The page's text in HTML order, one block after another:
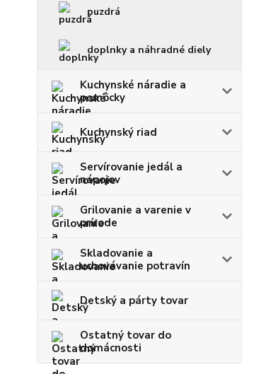
puzdrá
doplnky a náhradné diely
Kuchynské náradie a
pomôcky
Kuchynský riad
Servírovanie jedál a
nápojov
Grilovanie a varenie v
prírode
Skladovanie a
uchovávanie potravín
Detský a párty tovar
Ostatný tovar do
domácnosti